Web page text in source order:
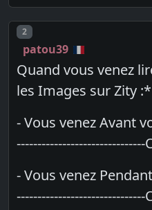
Post number
2
patou39
Quand vous venez
les Images sur Zity :*
- Vous venez Avant
- Vous venez